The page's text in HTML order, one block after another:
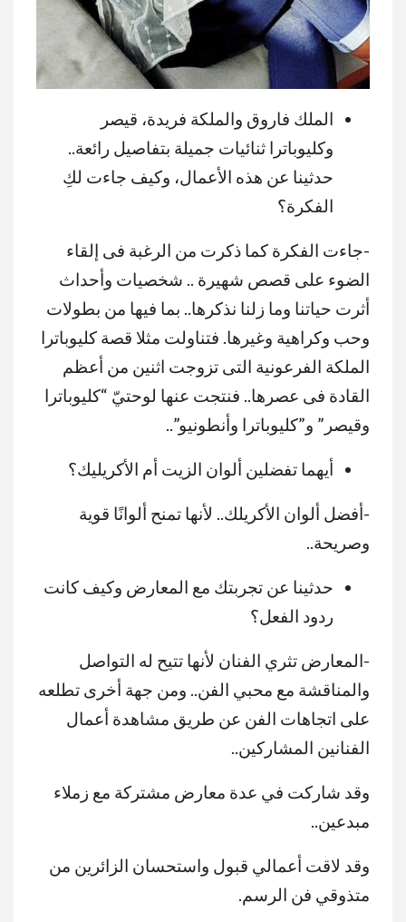
الملك فاروق والملكة فريدة، قيصر
وكليوباترا ثنائيات جميلة بتفاصيل رائعة..
حدثينا عن هذه الأعمال، وكيف جاءت لكِ
الفكرة؟
-جاءت الفكرة كما ذكرت من الرغبة فى إلقاء
الضوء على قصص شهيرة .. شخصيات وأحداث
أثرت حياتنا وما زلنا نذكرها.. بما فيها من بطولات
وحب وكراهية وغيرها. فتناولت مثلا قصة كليوباترا
الملكة الفرعونية التى تزوجت اثنين من أعظم
القادة فى عصرها.. فنتجت عنها لوحتيّ “كليوباترا
وقيصر” و”كليوباترا وأنطونيو”..
أيهما تفضلين ألوان الزيت أم الأكريليك؟
-أفضل ألوان الأكريلك.. لأنها تمنح ألوانًا قوية
وصريحة..
حدثينا عن تجربتك مع المعارض وكيف كانت
ردود الفعل؟
-المعارض تثري الفنان لأنها تتيح له التواصل
والمناقشة مع محبي الفن.. ومن جهة أخرى تطلعه
على اتجاهات الفن عن طريق مشاهدة أعمال
الفنانين المشاركين..
وقد شاركت في عدة معارض مشتركة مع زملاء
مبدعين..
وقد لاقت أعمالي قبول واستحسان الزائرين من
متذوقي فن الرسم.